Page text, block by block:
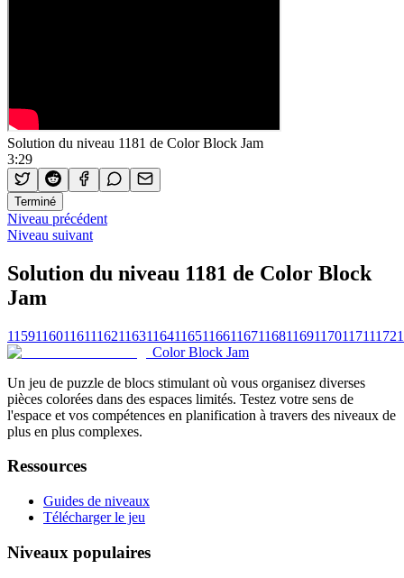
Solution du niveau 1181 de Color Block Jam
3:29
Terminé
Niveau précédent
Niveau suivant
Solution du niveau 1181 de Color Block
Jam
11591160116111621163116411651166116711681169117011711172
Color Block Jam
Un jeu de puzzle de blocs stimulant où vous organisez diverses
pièces colorées dans des espaces limités. Testez votre sens de
l'espace et vos compétences en planification à travers des niveaux de
plus en plus complexes.
Ressources
Guides de niveaux
Télécharger le jeu
Niveaux populaires